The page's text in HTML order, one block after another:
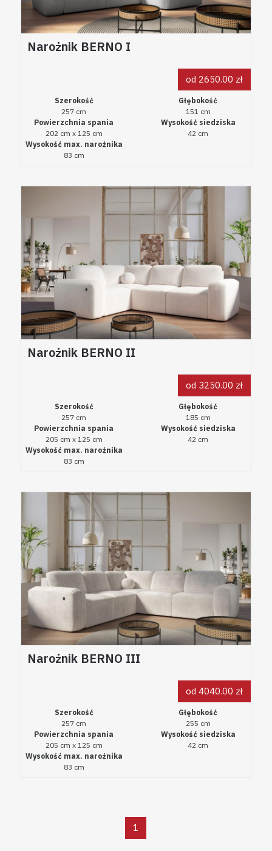
Narożnik BERNO I
od 2650.00 zł
Szerokość
257 cm
Głębokość
151 cm
Powierzchnia spania
202 cm x 125 cm
Wysokość siedziska
42 cm
Wysokość max. narożnika
83 cm
Narożnik BERNO II
od 3250.00 zł
Szerokość
257 cm
Głębokość
185 cm
Powierzchnia spania
205 cm x 125 cm
Wysokość siedziska
42 cm
Wysokość max. narożnika
83 cm
Narożnik BERNO III
od 4040.00 zł
Szerokość
257 cm
Głębokość
255 cm
Powierzchnia spania
205 cm x 125 cm
Wysokość siedziska
42 cm
Wysokość max. narożnika
83 cm